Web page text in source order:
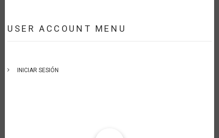
USER ACCOUNT MENU
INICIAR SESIÓN